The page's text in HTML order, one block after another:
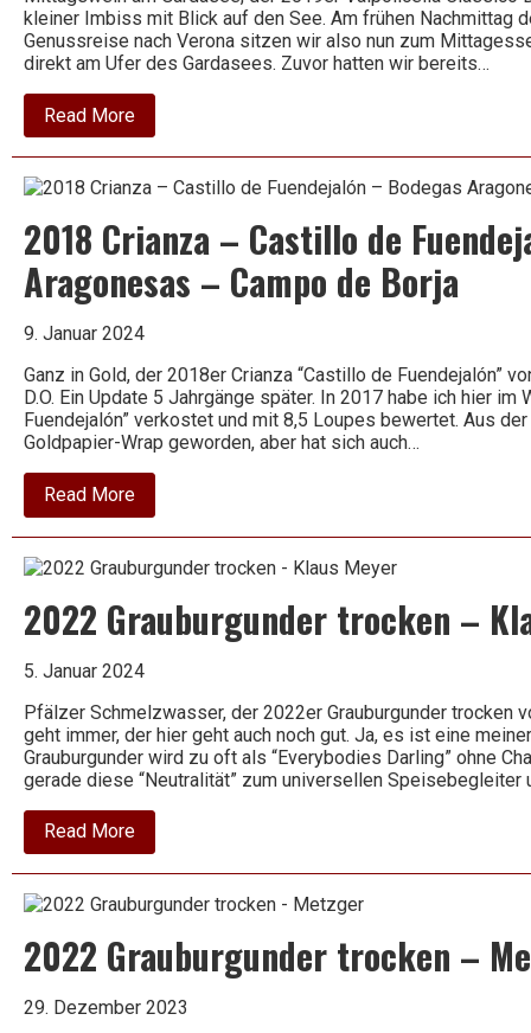
kleiner Imbiss mit Blick auf den See. Am frühen Nachmittag
Genussreise nach Verona sitzen wir also nun zum
direkt am Ufer des Gardasees. Zuvor hatten wir bereits…
Read Moreabout
2019
Valpolicella
–
–
Ugolini
2018 Crianza – Castillo de
Aragonesas – Campo de Borja
9. Januar 2024
Ganz in Gold, der 2018er Crianza “Castillo de Fuendejalón”
D.O. Ein Update 5 Jahrgänge später. In 2017 habe ich hier
Fuendejalón” verkostet und mit 8,5 Loupes bewertet. Aus
Goldpapier-Wrap geworden, aber hat sich auch…
Read Moreabout
2018
Crianza
Castillo
Fuendejalón
–
Aragonesas
–
Campo
de
Borja
2022 Grauburgunder trocken –
5. Januar 2024
Pfälzer Schmelzwasser, der 2022er Grauburgunder trocken
geht immer, der hier geht auch noch gut. Ja, es ist eine
Grauburgunder wird zu oft als “Everybodies Darling” ohne
gerade diese “Neutralität” zum universellen
Read Moreabout
2022
Grauburgunder
–
Meyer
2022 Grauburgunder trocken –
29. Dezember 2023